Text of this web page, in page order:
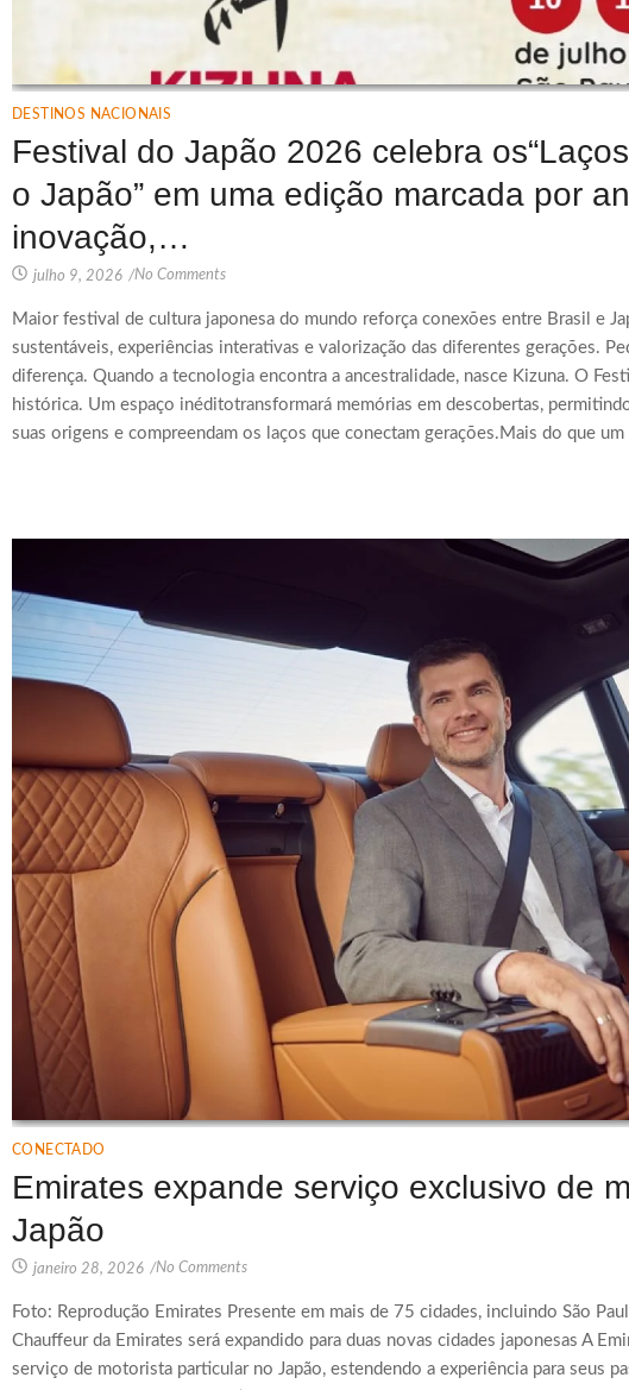
DESTINOS NACIONAIS
Festival do Japão 2026 celebra
o Japão” em uma edição marcada por
inovação,…
julho 9, 2026 /No Comments
Maior festival de cultura japonesa do mundo reforça conexões entre Brasil e
sustentáveis, experiências interativas e valorização das diferentes gerações.
diferença. Quando a tecnologia encontra a ancestralidade, nasce Kizuna. O
histórica. Um espaço inéditotransformará memórias em descobertas,
suas origens e compreendam os laços que conectam gerações.Mais do que um
CONECTADO
Emirates expande serviço exclusivo de
Japão
janeiro 28, 2026 /No Comments
Foto: Reprodução Emirates Presente em mais de 75 cidades, incluindo São
Chauffeur da Emirates será expandido para duas novas cidades japonesas A
serviço de motorista particular no Japão, estendendo a experiência para seus